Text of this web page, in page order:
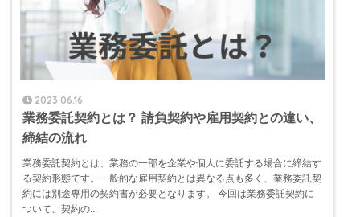
2023.06.16
業務委託契約とは？ 請負契約や雇用契約との違い、
締結の流れ
業務委託契約とは、業務の一部を企業や個人に委託する場合に締結す
る契約形態です。一般的な雇用契約とは異なる点も多く、業務委託契
約には別途専用の契約書が必要となります。 今回は業務委託契約に
ついて、契約の...